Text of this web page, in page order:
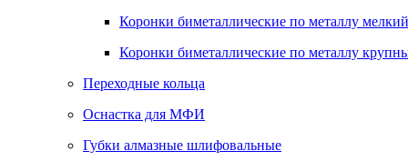
Коронки биметаллические по металлу
Коронки биметаллические по металлу
Переходные кольца
Оснастка для МФИ
Губки алмазные шлифовальные